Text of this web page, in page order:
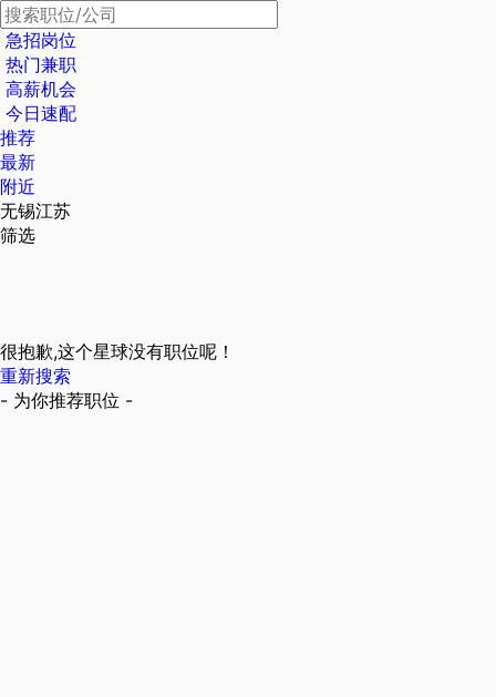
急招岗位
热门兼职
高薪机会
今日速配
推荐
最新
附近
无锡江苏
筛选
很抱歉,这个星球没有职位呢！
重新搜索
- 为你推荐职位 -